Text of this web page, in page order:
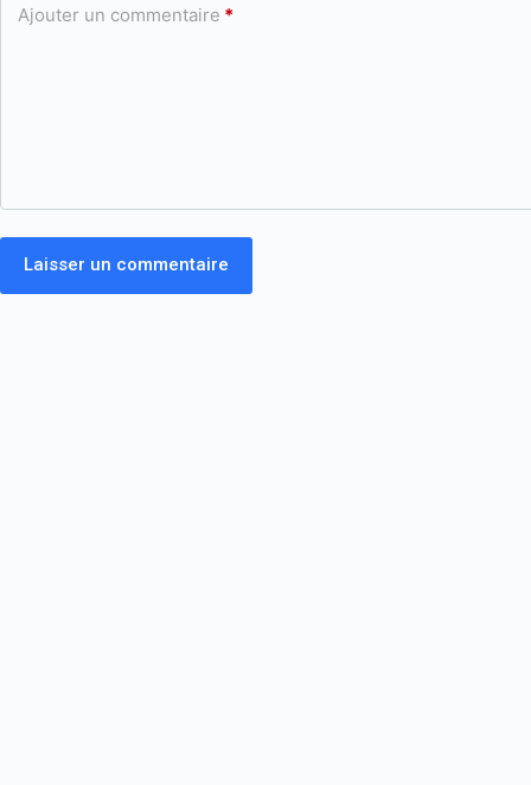
Ajouter un commentaire *
Laisser un commentaire